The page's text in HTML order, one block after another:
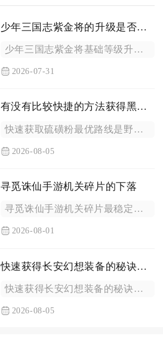
少年三国志紫金将的升级是否需要花费元宝
少年三国志紫金将基础等级升级本身不需要消耗元宝，仅在配套养成...
2026-07-31
有没有比较快捷的方法获得黑暗与光明手游中的硫磺粉
快速获取硫磺粉最优路线是野外集中矿区开采岩石产出硫磺，运回研...
2026-08-05
寻觅诛仙手游机关碎片的下落
寻觅诛仙手游机关碎片最稳定的获取渠道集中在千机阁NPC商店定...
2026-08-01
快速获得长安幻想装备的秘诀是什么
快速获得长安幻想装备的秘诀，是合理搭配副本掉落、装备自主打造...
2026-08-05